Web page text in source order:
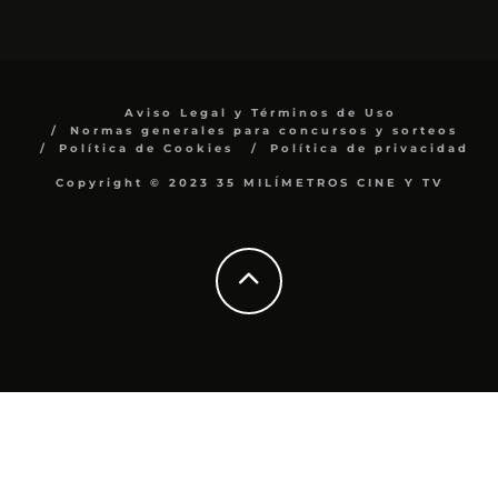
Aviso Legal y Términos de Uso
Normas generales para concursos y sorteos
Política de Cookies
Política de privacidad
Copyright © 2023 35 MILÍMETROS CINE Y TV